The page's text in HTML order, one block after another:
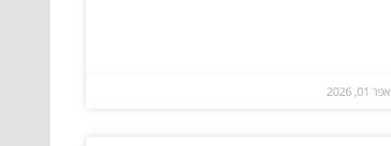
אפר 01, 2026